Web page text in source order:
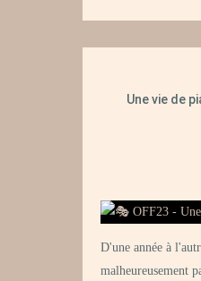
Une vie de
D'une année à
malheureusement